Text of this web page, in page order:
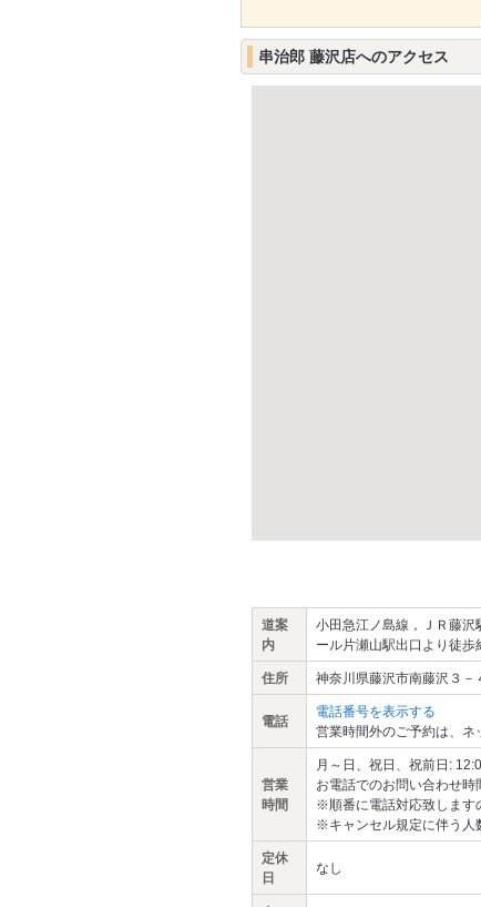
串治郎 藤沢店へのアクセス
道案
内
小田急江ノ島線，ＪＲ藤
ール片瀬山駅出口より徒歩
住所 神奈川県藤沢市南藤沢３
電話
電話番号を表示する
営業時間外のご予約は、ネ
営業
時間
月～日、祝日、祝前日:
お電話でのお問い合わせ
※順番に電話対応致します
※キャンセル規定に伴う人
定休
日
なし